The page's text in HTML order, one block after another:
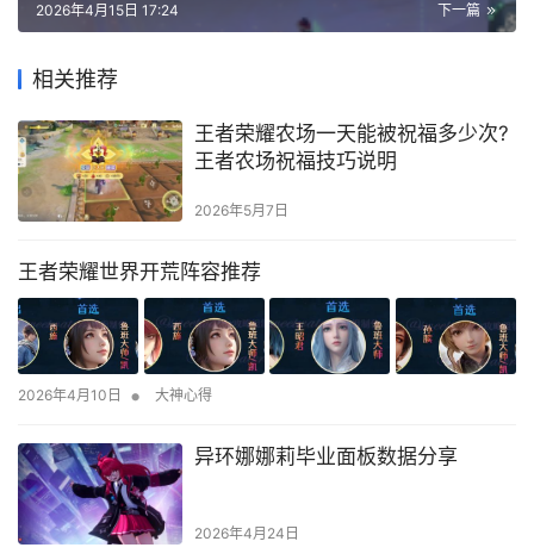
下一篇
2026年4月15日 17:24
相关推荐
王者荣耀农场一天能被祝福多少次?
王者农场祝福技巧说明
2026年5月7日
王者荣耀世界开荒阵容推荐
2026年4月10日 • 大神心得
异环娜娜莉毕业面板数据分享
2026年4月24日